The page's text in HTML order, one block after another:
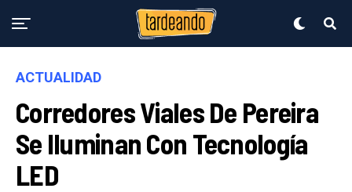
ACTUALIDAD
Corredores Viales De Pereira
Se Iluminan Con Tecnología
LED